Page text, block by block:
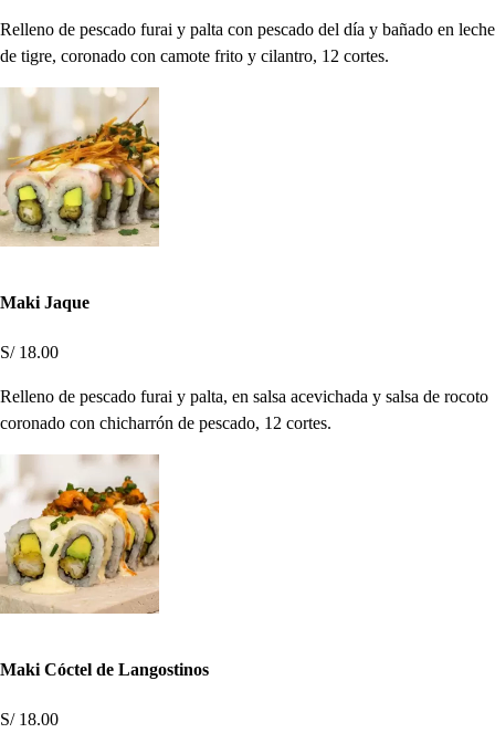
Relleno de pescado furai y palta con pescado del día y bañado en leche
de tigre, coronado con camote frito y cilantro, 12 cortes.
Maki Jaque
S/ 18.00
Relleno de pescado furai y palta, en salsa acevichada y salsa de rocoto
coronado con chicharrón de pescado, 12 cortes.
Maki Cóctel de Langostinos
S/ 18.00